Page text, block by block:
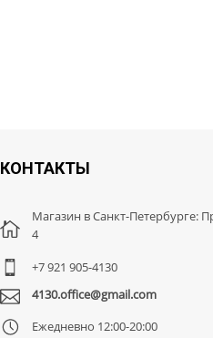
КОНТАКТЫ
Магазин в Санкт-Петербурге:
4
+7 921 905-4130
4130.office@gmail.com
Ежедневно 12:00-20:00